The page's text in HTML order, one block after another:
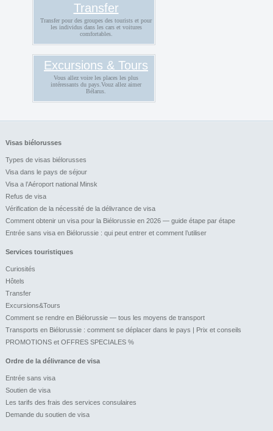
Transfer
Transfer pour des groupes des tourists et pour
les individus dans les cars et voitures
comfortables.
Excursions & Tours
Vous allez voire les places les plus
intéressants du pays.Vouz allez aimer
Bélarus.
Visas biélorusses
Types de visas biélorusses
Visa dans le pays de séjour
Visa a l’Aéroport national Minsk
Refus de visa
Vérification de la nécessité de la délivrance de visa
Comment obtenir un visa pour la Biélorussie en 2026 — guide étape par étape
Entrée sans visa en Biélorussie : qui peut entrer et comment l’utiliser
Services touristiques
Curiosités
Hôtels
Transfer
Excursions&Tours
Comment se rendre en Biélorussie — tous les moyens de transport
Transports en Biélorussie : comment se déplacer dans le pays | Prix et conseils
PROMOTIONS et OFFRES SPECIALES %
Ordre de la délivrance de visa
Entrée sans visa
Soutien de visa
Les tarifs des frais des services consulaires
Demande du soutien de visa